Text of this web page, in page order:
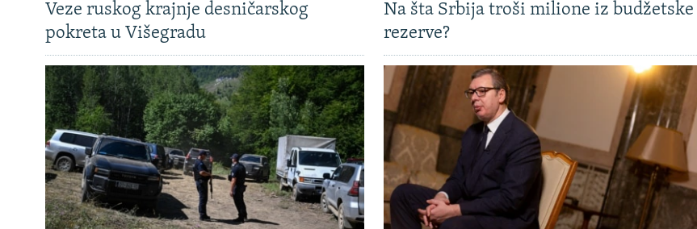
Veze ruskog krajnje desničarskog
pokreta u Višegradu
Na šta Srbija troši milione iz budžetske
rezerve?